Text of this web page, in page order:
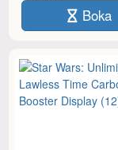
Boka